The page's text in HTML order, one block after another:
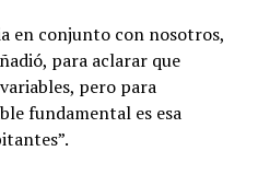
en conjunto con nosotros,
para aclarar que
pero para
fundamental es esa